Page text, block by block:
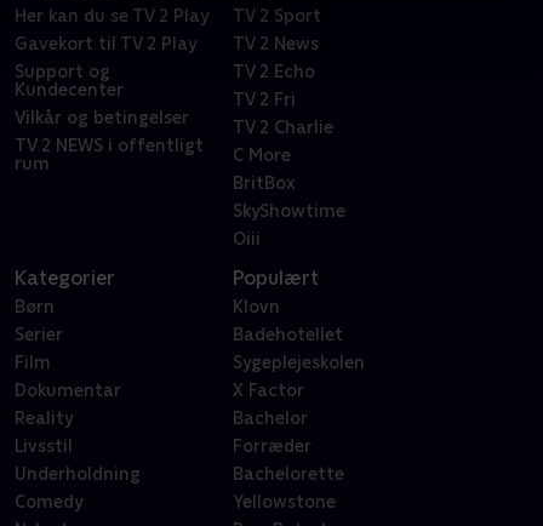
Her kan du se TV 2 Play
Gavekort til TV 2 Play
Support og
Kundecenter
Vilkår og betingelser
TV 2 NEWS i offentligt
rum
TV 2 Sport
TV 2 News
TV 2 Echo
TV 2 Fri
TV 2 Charlie
C More
BritBox
SkyShowtime
Oiii
Kategorier
Børn
Serier
Film
Dokumentar
Reality
Livsstil
Underholdning
Comedy
Populært
Klovn
Badehotellet
Sygeplejeskolen
X Factor
Bachelor
Forræder
Bachelorette
Yellowstone